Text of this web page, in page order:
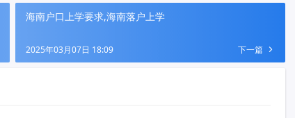
海南户口上学要求,海南落户上学
下一篇
2025年03月07日 18:09